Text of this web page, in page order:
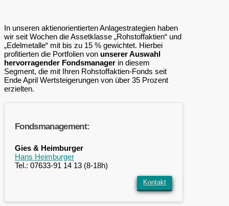
In unseren aktienorientierten Anlagestrategien haben
wir seit Wochen die Assetklasse „Rohstoffaktien“ und
„Edelmetalle“ mit bis zu 15 % gewichtet. Hierbei
profitierten die Portfolien von unserer Auswahl
hervorragender Fondsmanager in diesem
Segment, die mit Ihren Rohstoffaktien-Fonds seit
Ende April Wertsteigerungen von über 35 Prozent
erzielten.
Fondsmanagement:
Gies & Heimburger
Hans Heimburger
Tel.: 07633-91 14 13 (8-18h)
Kontakt